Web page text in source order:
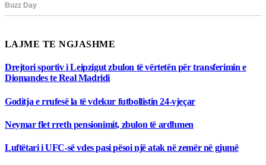
LAJME TE NGJASHME
Drejtori sportiv i Leipzigut zbulon të vërtetën për transferimin e
Diomandes te Real Madridi
Goditja e rrufesë la të vdekur futbollistin 24-vjeçar
Neymar flet rreth pensionimit, zbulon të ardhmen
Luftëtari i UFC-së vdes pasi pësoi një atak në zemër në gjumë